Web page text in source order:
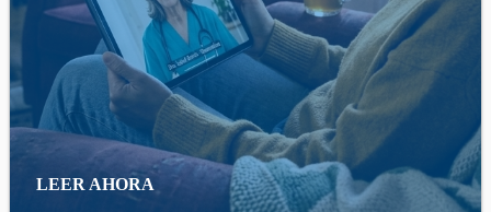
LEER AHORA